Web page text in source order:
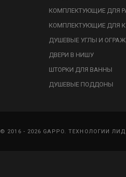
КОМПЛЕКТУЮЩИЕ ДЛЯ
КОМПЛЕКТУЮЩИЕ ДЛЯ
ДУШЕВЫЕ УГЛЫ И
ДВЕРИ В НИШУ
ШТОРКИ ДЛЯ ВАННЫ
ДУШЕВЫЕ ПОДДОНЫ
© 2016 - 2026 GAPPO. ТЕХНОЛОГИИ